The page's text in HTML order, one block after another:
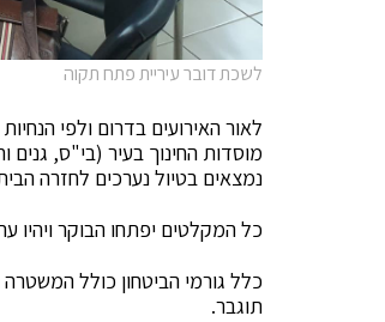
לשכת דובר עיריית פתח תקוה
לאור האירועים בדרום ולפי
מוסדות החינוך בעיר (בי"ס, גנים
נמצאים בטיול נערכים לחזרה
כל המקלטים יפתחו הבוקר ויהיו
כלל גורמי הביטחון כולל המשטרה
תוגבר.